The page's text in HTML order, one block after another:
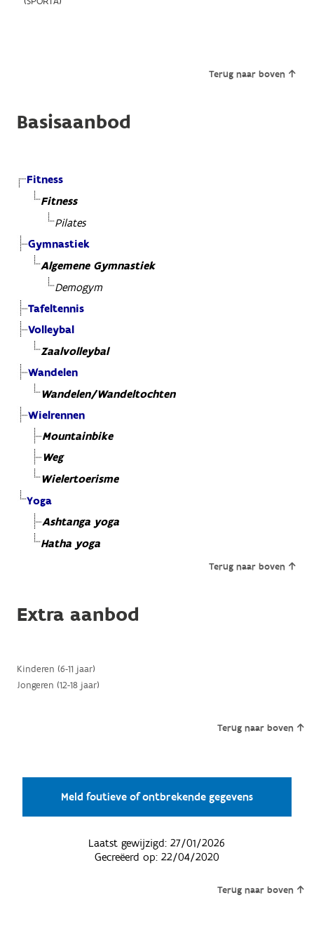
Terug naar boven
Basisaanbod
Fitness
Fitness
Pilates
Gymnastiek
Algemene Gymnastiek
Demogym
Tafeltennis
Volleybal
Zaalvolleybal
Wandelen
Wandelen/Wandeltochten
Wielrennen
Mountainbike
Weg
Wielertoerisme
Yoga
Ashtanga yoga
Hatha yoga
Terug naar boven
Extra aanbod
Kinderen (6-11 jaar)
Jongeren (12-18 jaar)
Terug naar boven
Meld foutieve of ontbrekende gegevens
Laatst gewijzigd:27/01/2026
Gecreëerd op: 22/04/2020
Terug naar boven